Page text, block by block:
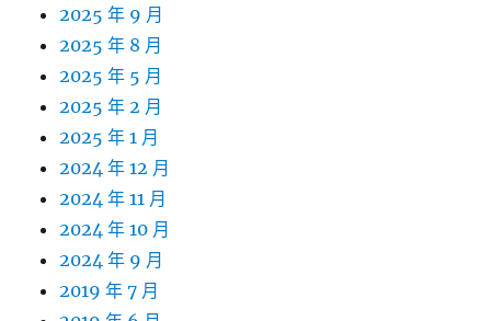
2025 年 9 月
2025 年 8 月
2025 年 5 月
2025 年 2 月
2025 年 1 月
2024 年 12 月
2024 年 11 月
2024 年 10 月
2024 年 9 月
2019 年 7 月